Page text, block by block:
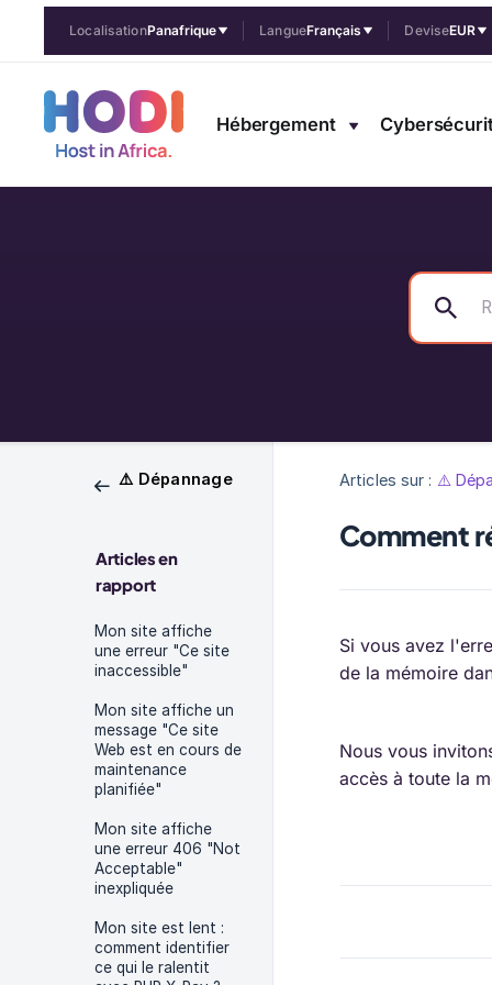
LocalisationPanafrique LangueFrançais DeviseEUR
Hébergement
⚠️ Dépannage
Articles en
rapport
Mon site affiche
une erreur "Ce site
inaccessible"
Mon site affiche un
message "Ce site
Web est en cours de
maintenance
planifiée"
Mon site affiche
une erreur 406 "Not
Acceptable"
inexpliquée
Mon site est lent :
comment identifier
ce qui le ralentit
Articles sur : ⚠️
Comment
Si vous avez
de la mémoire
Nous vous
accès à toute la